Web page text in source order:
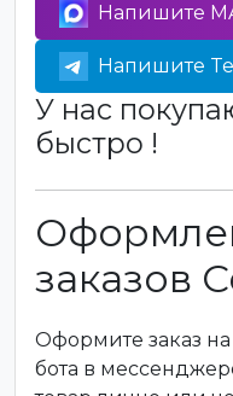
Напишите
Напишите
У нас
быстро !
заказов
Оформите заказ
бота в